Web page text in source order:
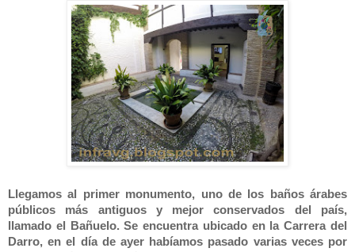
Llegamos al primer monumento, uno de los baños árabes
públicos más antiguos y mejor conservados del país,
llamado el Bañuelo. Se encuentra ubicado en la Carrera del
Darro, en el día de ayer habíamos pasado varias veces por